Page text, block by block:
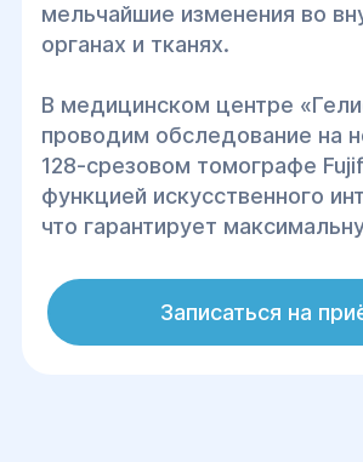
мельчайшие изменения во
органах и тканях.
В медицинском центре
проводим обследование на
128-срезовом томографе
функцией искусственного
что гарантирует
облучении по сравнению с
Процедура проходит
абсолютно безболезненно и
Записаться на